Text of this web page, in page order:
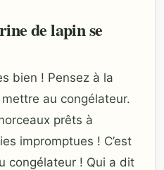
de lapin se
bien ! Pensez à la
au congélateur.
prêts à
impromptues ! C’est
congélateur ! Qui a dit